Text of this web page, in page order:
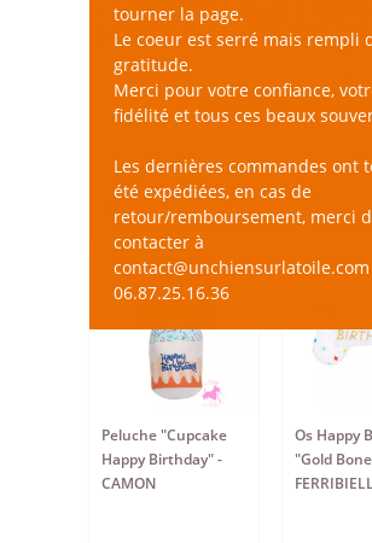
tourner la page.
Le coeur est serré mais rempli
gratitude.
Merci pour votre confiance,
fidélité et tous ces beaux
Les dernières commandes ont
été expédiées, en cas de
retour/remboursement, merci
contacter à
06.87.25.16.36
allient l’affectif, le jeu, et le
Large choix de couleurs et de
plaire aux chiens de toutes tailles
caractères divers et variés.
Peluche "Cupcake
Happy Birthday" -
CAMON
Os Happy
"Gold